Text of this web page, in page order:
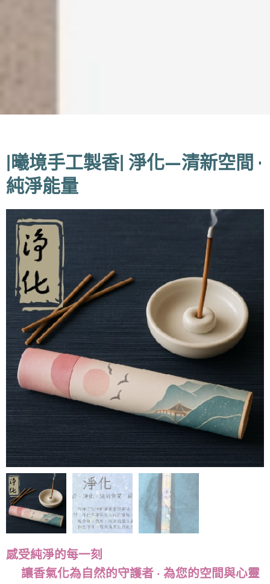
|曦境手工製香| 淨化—清新空間 ·
純淨能量
感受純淨的每一刻
讓香氣化為自然的守護者 · 為您的空間與心靈